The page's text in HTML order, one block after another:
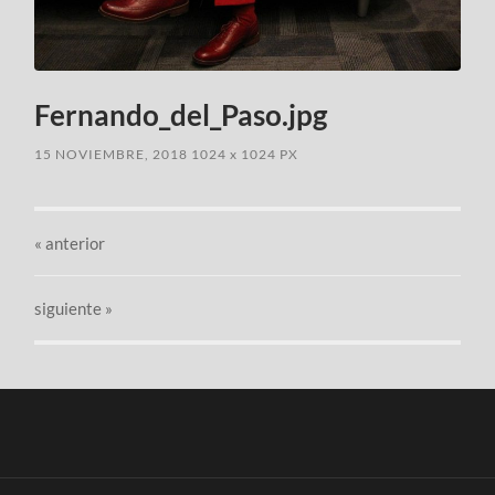
Fernando_del_Paso.jpg
15 NOVIEMBRE, 2018 1024x 1024 PX
«anterior
siguiente »